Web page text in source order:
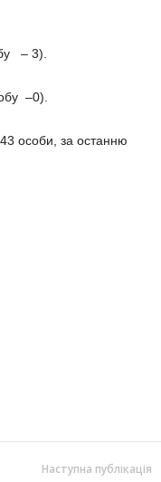
– 3).
–0).
особи, за останню
Наступна публікація